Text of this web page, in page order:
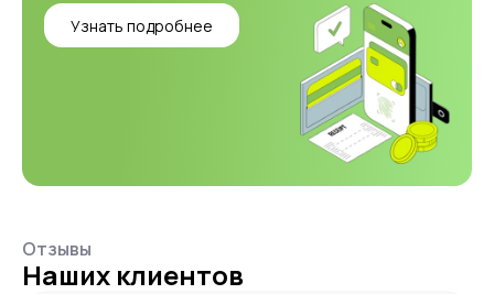
Узнать подробнее
Отзывы
Наших клиентов